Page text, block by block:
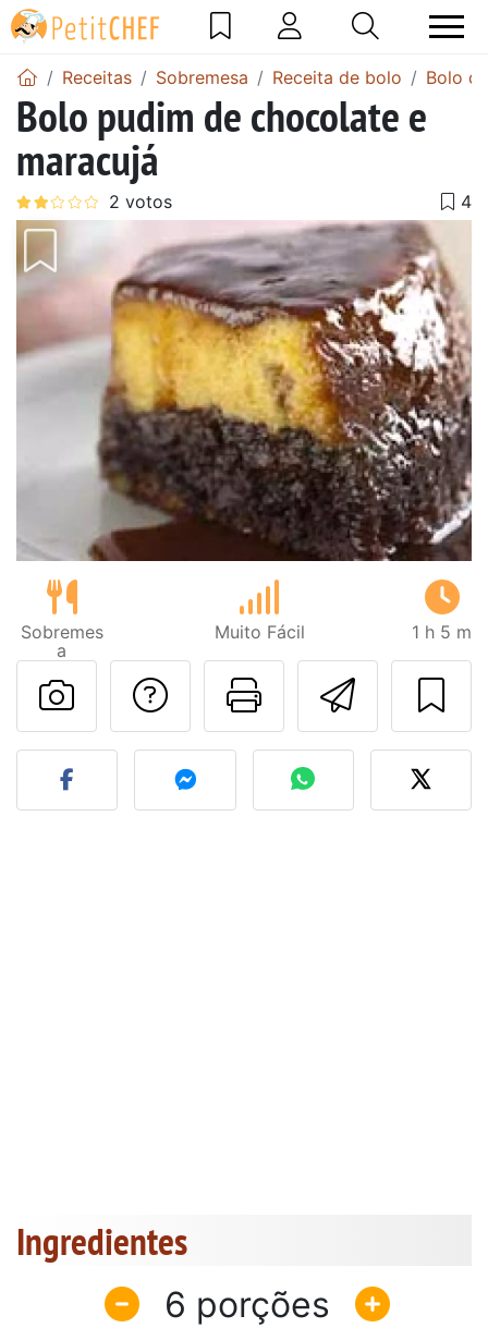
Receitas Sobremesa Receita de bolo Bolo
Bolo pudim de chocolate e
maracujá
Sobremes
a
Muito Fácil 1 h 5 m
Imprima
Falar com o autor
Fez esta receita?
Ingredientes
6